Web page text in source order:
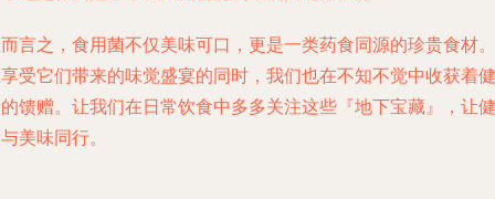
言之，食用菌不仅美味可口，更是一类药食同源的珍贵食材。
受它们带来的味觉盛宴的同时，我们也在不知不觉中收获着健
馈赠。让我们在日常饮食中多多关注这些『地下宝藏』，让健
美味同行。